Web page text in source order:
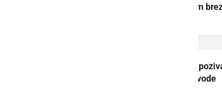
ponekod že povsem
Prleška komunala
k varčni rabi pitne vode